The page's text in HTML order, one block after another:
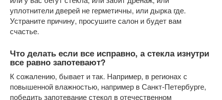
уплотнители дверей не герметичны, или дырка где.
Устраните причину, просушите салон и будет вам
счастье.
Что делать если все исправно, а стекла изнутри
все равно запотевают?
К сожалению, бывает и так. Например, в регионах с
повышенной влажностью, например в Санкт-Петербурге,
победить запотевание стекол в отечественном